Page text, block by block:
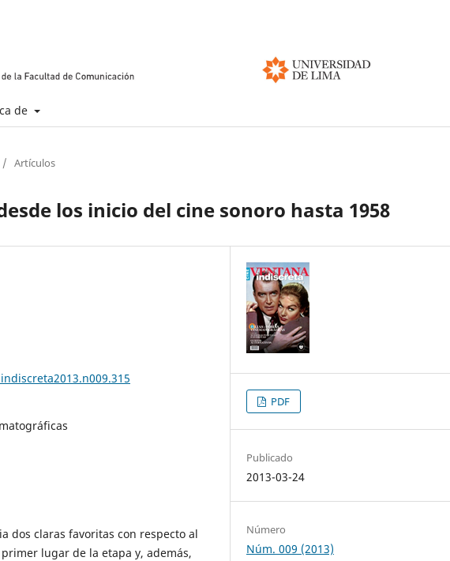
de
/ Artículos
los inicio del cine sonoro hasta 1958
dos claras favoritas con respecto al
lugar de la etapa y, además,
PDF
Publicado
2013-03-24
Número
Núm. 009 (2013)